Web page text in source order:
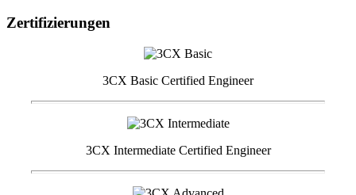
Zertifizierungen
3CX Basic Certified Engineer
3CX Intermediate Certified Engineer